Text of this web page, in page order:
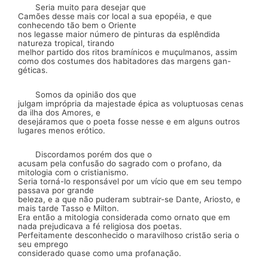
Seria muito para desejar que
Camões desse mais cor local a sua epopéia, e que
conhecendo tão bem o Oriente
nos legasse maior número de pinturas da esplêndida
natureza tropical, tirando
melhor partido dos ritos bramínicos e muçulmanos, assim
como dos costumes dos habitadores das margens gan-
géticas.
Somos da opinião dos que
julgam imprópria da majestade épica as voluptuosas cenas
da ilha dos Amores, e
desejára­mos que o poeta fosse nesse e em alguns outros
lugares menos erótico.
Discordamos porém dos que o
acusam pela confusão do sagrado com o profano, da
mitologia com o cristianismo.
Seria torná-lo responsável por um vício que em seu tempo
passava por grande
beleza, e a que não puderam subtrair-se Dante, Ariosto, e
mais tarde Tasso e Milton.
Era então a mitologia considerada como ornato que em
nada prejudicava a fé religiosa dos poetas.
Perfeitamente desconhecido o mara­vilhoso cristão seria o
seu emprego
considerado quase como uma profanação.